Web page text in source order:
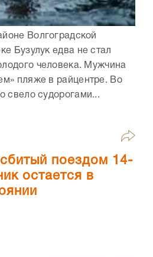
Волгоградской
Бузулук едва не стал
человека. Мужчина
пляже в райцентре. Во
свело судорогами...
поездом 14-
остается в